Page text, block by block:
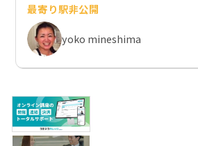
最寄り駅非公開
yoko mineshima